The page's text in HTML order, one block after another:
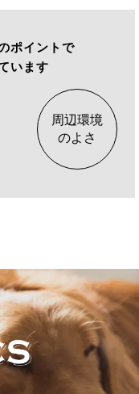
ポイントで
います
周辺環境
のよさ